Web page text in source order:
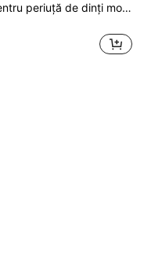
1 suport pentru periuță de dinți montat pe perete, fără găurire, cu recipient de clătire - organizator de pastă de dinți și periuță de dinți pentru baie, economisind spațiu, suport de depozitare multifuncțional pentru periuță de dinți, ruj, cosmetice etc.